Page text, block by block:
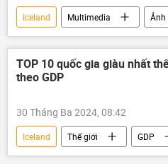
Iceland Multimedia Ảnh
TOP 10 quốc gia giàu nhất
theo GDP
30 Tháng Ba 2024, 08:42
Iceland Thế giới
GDP
Australia
Qatar